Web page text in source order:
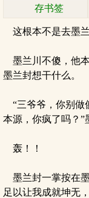
存书签
这根本不是去墨兰
墨兰川不傻，他
墨兰封想干什么。
“三爷爷，你别做
本源，你疯了吗？”
轰！！
墨兰封一掌按在
足以让我成就坤无